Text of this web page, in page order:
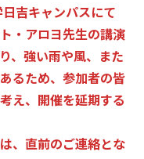
吉キャンパスにて
・アロヨ先生の講演
、強い雨や風、また
るため、参加者の皆
え、開催を延期する
、直前のご連絡とな